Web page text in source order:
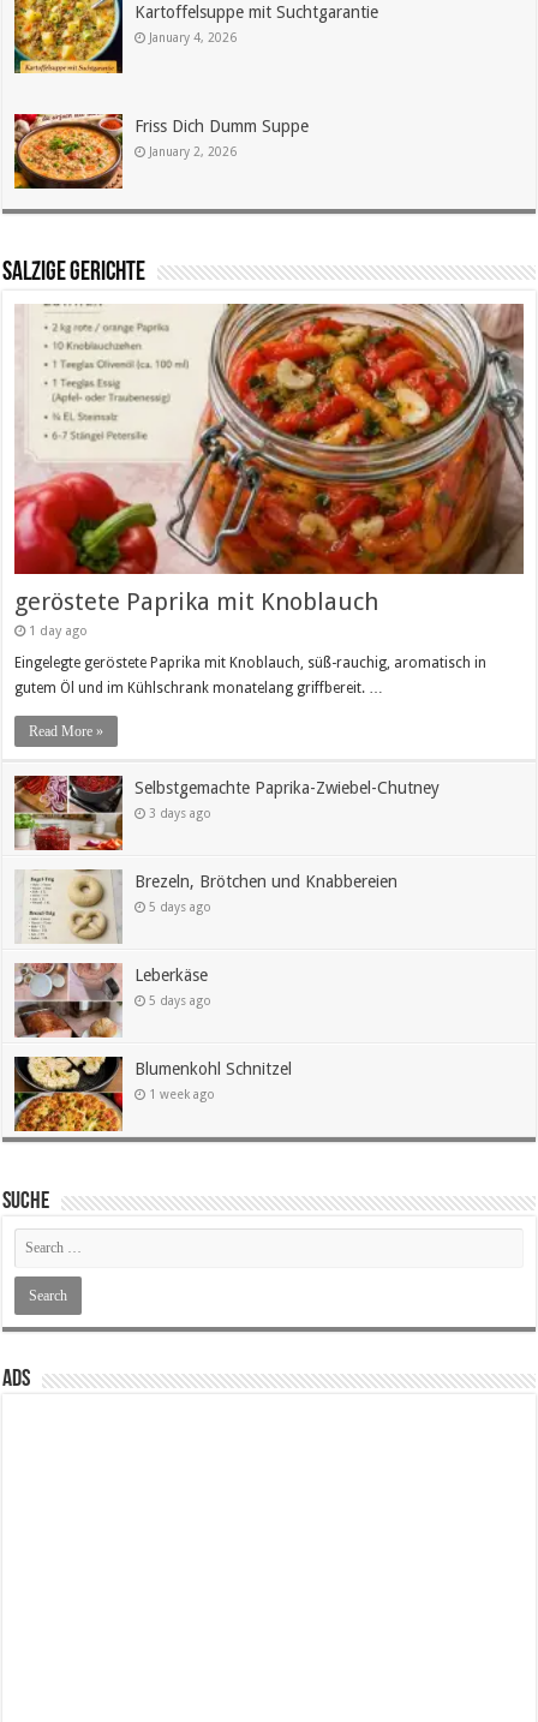
Kartoffelsuppe mit Suchtgarantie
January 4, 2026
Friss Dich Dumm Suppe
January 2, 2026
SALZIGE GERICHTE
geröstete Paprika mit Knoblauch
1 day ago
Eingelegte geröstete Paprika mit Knoblauch, süß-rauchig, aromatisch in
gutem Öl und im Kühlschrank monatelang griffbereit. …
Read More »
Selbstgemachte Paprika-Zwiebel-Chutney
3 days ago
Brezeln, Brötchen und Knabbereien
5 days ago
Leberkäse
5 days ago
Blumenkohl Schnitzel
1 week ago
SUCHE
ADS